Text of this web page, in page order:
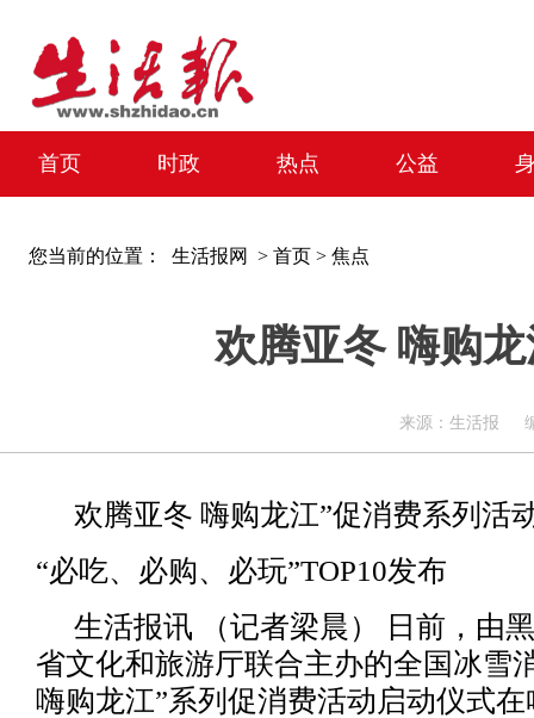
首页 时政 热点 公益
您当前的位置： 生活报网 > 首页 > 焦点
欢腾亚冬 嗨购
来源：生活报
欢腾亚冬 嗨购龙江”促消费系列活
“必吃、必购、必玩”TOP10发布
生活报讯 （记者梁晨） 日前，由
省文化和旅游厅联合主办的全国冰雪
嗨购龙江”系列促消费活动启动仪式